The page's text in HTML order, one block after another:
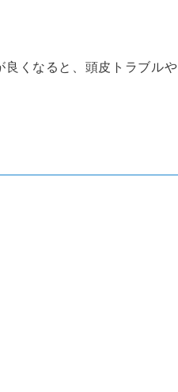
良くなると、頭皮トラブルや